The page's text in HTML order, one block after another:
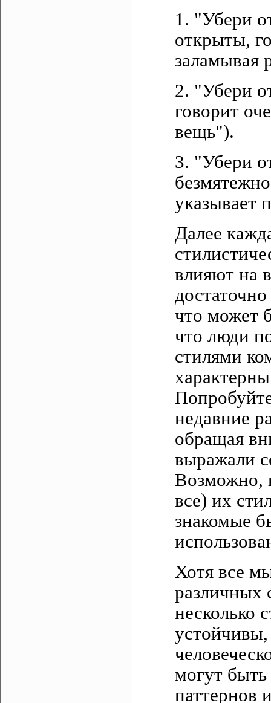
1. "Убери
открыты,
заламывая
2. "Убери
говорит
вещь").
3. "Убери
указывает
Далее
влияют на
что может
что люди
стилями
недавние
обращая
выражали
Возможно,
все) их
знакомые
Хотя все
различных
несколько
могут
паттернов